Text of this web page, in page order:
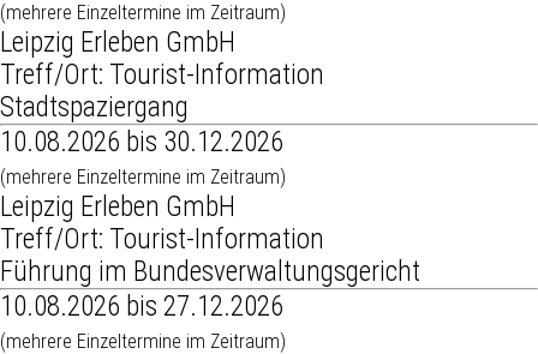
(mehrere Einzeltermine im Zeitraum)
Leipzig Erleben GmbH
Treff/Ort: Tourist-Information
Stadtspaziergang
10.08.2026 bis 30.12.2026
(mehrere Einzeltermine im Zeitraum)
Leipzig Erleben GmbH
Treff/Ort: Tourist-Information
Führung im Bundesverwaltungsgericht
10.08.2026 bis 27.12.2026
(mehrere Einzeltermine im Zeitraum)